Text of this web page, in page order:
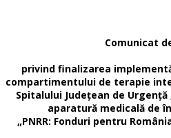
Comunicat
privind finalizarea
compartimentului de terapie
Spitalului Județean de Urgență
aparatură medicală de
„PNRR: Fonduri pentru